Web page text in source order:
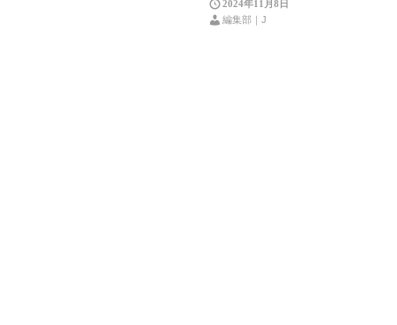
2024年11月8日
編集部｜J